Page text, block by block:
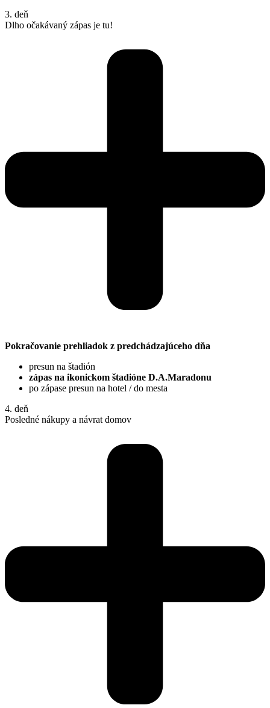
3. deň
Dlho očakávaný zápas je tu!
Pokračovanie prehliadok z predchádzajúceho dňa
presun na štadión
zápas na ikonickom štadióne D.A.Maradonu
po zápase presun na hotel / do mesta
4. deň
Posledné nákupy a návrat domov